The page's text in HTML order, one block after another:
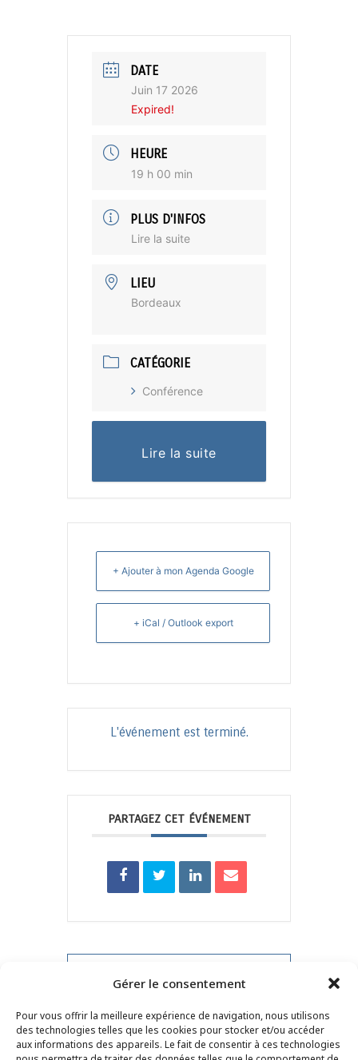
Gérer le consentement
Pour vous offrir la meilleure expérience de navigation, nous utilisons
des technologies telles que les cookies pour stocker et/ou accéder
aux informations des appareils. Le fait de consentir à ces technologies
DATE
Juin 17 2026
Expired!
HEURE
19 h 00 min
PLUS D'INFOS
Lire la suite
LIEU
Bordeaux
CATÉGORIE
Conférence
Lire la suite
+ Ajouter à mon Agenda Google
+ iCal / Outlook export
L'événement est terminé.
PARTAGEZ CET ÉVÉNEMENT
NXT Event